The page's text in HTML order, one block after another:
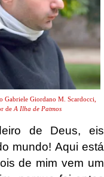
Gabriele Giordano M. Scardocci,
de A Ilha de Patmos
de Deus, eis
mundo! Aqui está
de mim vem um